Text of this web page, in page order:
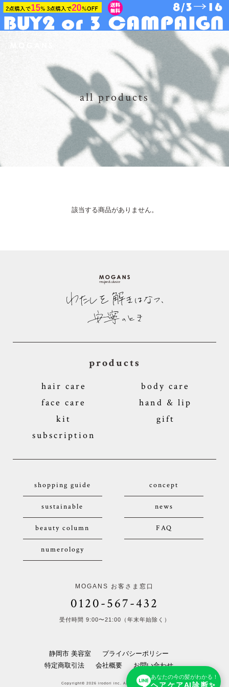
あなたの今の髪がわかる！
ヘアケアAI診断✨
all products
該当する商品がありません。
products
hair care
body care
face care
hand & lip
kit
gift
subscription
shopping guide concept
sustainable news
beauty column FAQ
numerology
MOGANS お客さま窓口
0120-567-432
受付時間 9:00〜21:00（年末年始除く）
静岡市 美容室
プライバシーポリシー
特定商取引法
会社概要 お問い合わせ
Copyright© 2026 irodori inc. All Rights Reserved.